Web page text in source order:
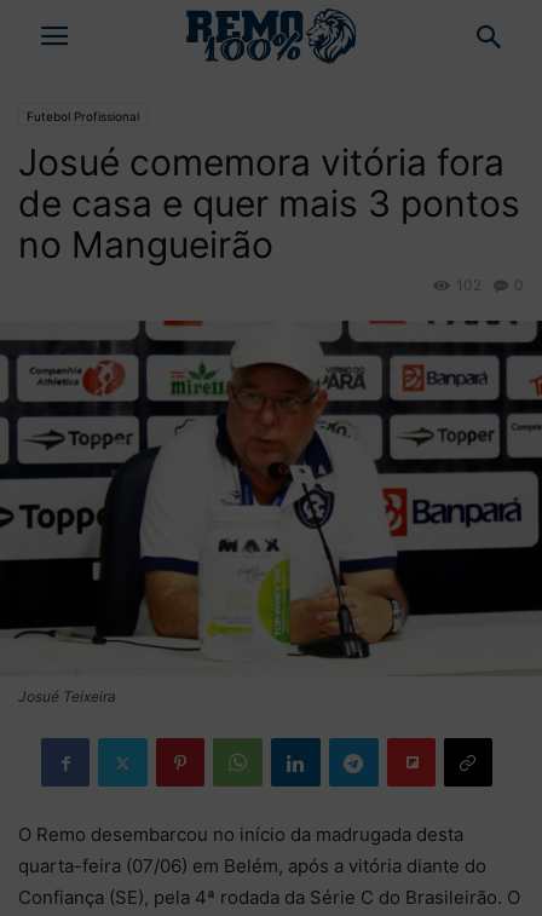
Futebol Profissional
Josué comemora vitória fora
de casa e quer mais 3 pontos
no Mangueirão
0
102
Josué Teixeira
O Remo desembarcou no início da madrugada desta
quarta-feira (07/06) em Belém, após a vitória diante do
Confiança (SE), pela 4ª rodada da Série C do Brasileirão. O